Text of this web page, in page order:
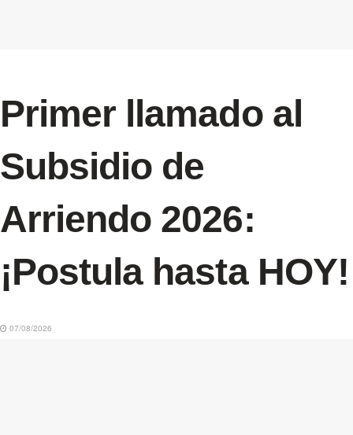
Primer llamado al
Subsidio de
Arriendo 2026:
¡Postula hasta HOY!
07/08/2026